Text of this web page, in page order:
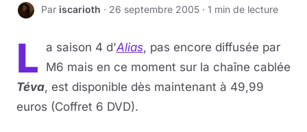
I Par iscarioth · 26 septembre 2005 · 1 min de lecture
L a saison 4 d'Alias, pas encore diffusée par
M6 mais en ce moment sur la chaîne cablée
Téva, est disponible dès maintenant à 49,99
euros (Coffret 6 DVD).